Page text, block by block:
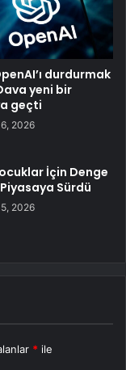
durdurmak
yeni bir
geçti
2026
İçin Denge
Sürdü
2026
* ile